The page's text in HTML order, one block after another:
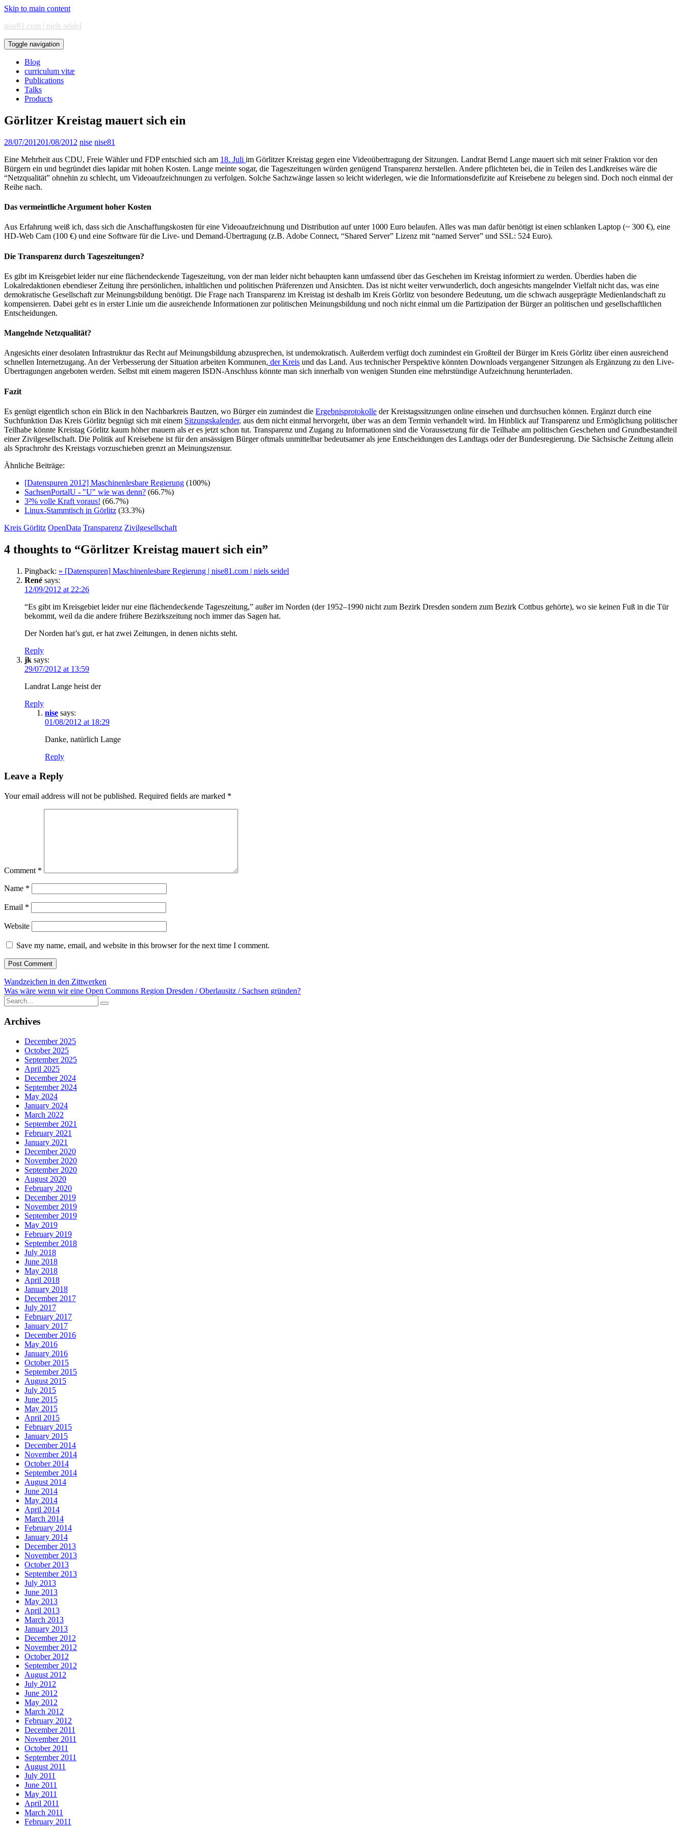
Skip to main content
nise81.com | niels seidel
Toggle navigation
Blog
curriculum vitæ
Publications
Talks
Products
Görlitzer Kreistag mauert sich ein
28/07/201201/08/2012 nise nise81
Eine Mehrheit aus CDU, Freie Wähler und FDP entschied sich am 18. Juli im Görlitzer Kreistag gegen eine Videoübertragung der Sitzungen. Landrat Bernd Lange mauert sich mit seiner Fraktion vor den
Bürgern ein und begründet dies lapidar mit hohen Kosten. Lange meinte sogar, die Tageszeitungen würden genügend Transparenz herstellen. Andere pflichteten bei, die in Teilen des Landkreises wäre die
“Netzqualität” ohnehin zu schlecht, um Videoaufzeichnungen zu verfolgen. Solche Sachzwänge lassen so leicht widerlegen, wie die Informationsdefizite auf Kreisebene zu belegen sind. Doch noch einmal der
Reihe nach.
Das vermeintliche Argument hoher Kosten
Aus Erfahrung weiß ich, dass sich die Anschaffungskosten für eine Videoaufzeichnung und Distribution auf unter 1000 Euro belaufen. Alles was man dafür benötigt ist einen schlanken Laptop (~ 300 €), eine
HD-Web Cam (100 €) und eine Software für die Live- und Demand-Übertragung (z.B. Adobe Connect, “Shared Server” Lizenz mit “named Server” und SSL: 524 Euro).
Die Transparenz durch Tageszeitungen?
Es gibt im Kreisgebiet leider nur eine flächendeckende Tageszeitung, von der man leider nicht behaupten kann umfassend über das Geschehen im Kreistag informiert zu werden. Überdies haben die
Lokalredaktionen ebendieser Zeitung ihre persönlichen, inhaltlichen und politischen Präferenzen und Ansichten. Das ist nicht weiter verwunderlich, doch angesichts mangelnder Vielfalt nicht das, was eine
demokratische Gesellschaft zur Meinungsbildung benötigt. Die Frage nach Transparenz im Kreistag ist deshalb im Kreis Görlitz von besondere Bedeutung, um die schwach ausgeprägte Medienlandschaft zu
kompensieren. Dabei geht es in erster Linie um die ausreichende Informationen zur politischen Meinungsbildung und noch nicht einmal um die Partizipation der Bürger an politischen und gesellschaftlichen
Entscheidungen.
Mangelnde Netzqualität?
Angesichts einer desolaten Infrastruktur das Recht auf Meinungsbildung abzusprechen, ist undemokratisch. Außerdem verfügt doch zumindest ein Großteil der Bürger im Kreis Görlitz über einen ausreichend
schnellen Internetzugang. An der Verbesserung der Situation arbeiten Kommunen, der Kreis und das Land. Aus technischer Perspektive könnten Downloads vergangener Sitzungen als Ergänzung zu den Live-
Übertragungen angeboten werden. Selbst mit einem mageren ISDN-Anschluss könnte man sich innerhalb von wenigen Stunden eine mehrstündige Aufzeichnung herunterladen.
Fazit
Es genügt eigentlich schon ein Blick in den Nachbarkreis Bautzen, wo Bürger ein zumindest die Ergebnisprotokolle der Kreistagssitzungen online einsehen und durchsuchen können. Ergänzt durch eine
Suchfunktion Das Kreis Görlitz begnügt sich mit einem Sitzungskalender, aus dem nicht einmal hervorgeht, über was an dem Termin verhandelt wird. Im Hinblick auf Transparenz und Ermöglichung politischer
Teilhabe könnte Kreistag Görlitz kaum höher mauern als er es jetzt schon tut. Transparenz und Zugang zu Informationen sind die Voraussetzung für die Teilhabe am politischen Geschehen und Grundbestandteil
einer Zivilgesellschaft. Die Politik auf Kreisebene ist für den ansässigen Bürger oftmals unmittelbar bedeutsamer als jene Entscheidungen des Landtags oder der Bundesregierung. Die Sächsische Zeitung allein
als Sprachrohr des Kreistags vorzuschieben grenzt an Meinungszensur.
Ähnliche Beiträge:
[Datenspuren 2012] Maschinenlesbare Regierung (100%)
SachsenPortalU - "U" wie was denn? (66.7%)
3²% volle Kraft voraus! (66.7%)
Linux-Stammtisch in Görlitz (33.3%)
Kreis Görlitz OpenData Transparenz Zivilgesellschaft
4 thoughts to “Görlitzer Kreistag mauert sich ein”
Pingback: » [Datenspuren] Maschinenlesbare Regierung | nise81.com | niels seidel
René says:
12/09/2012 at 22:26
“Es gibt im Kreis­ge­biet lei­der nur eine flä­chen­de­ckende Ta­ges­zei­tung,” außer im Norden (der 1952–1990 nicht zum Bezirk Dresden sondern zum Bezirk Cottbus gehörte), wo sie keinen Fuß in die Tür
bekommt, weil da die andere frühere Bezirkszeitung noch immer das Sagen hat.
Der Norden hat’s gut, er hat zwei Zeitungen, in denen nichts steht.
Reply
jk says:
29/07/2012 at 13:59
Landrat Lange heist der
Reply
nise says:
01/08/2012 at 18:29
Danke, natürlich Lange
Reply
Leave a Reply
Your email address will not be published. Required fields are marked *
Comment *
Name *
Email *
Website
Save my name, email, and website in this browser for the next time I comment.
Post
navigation
Wandzeichen in den Zittwerken
Was wäre wenn wir eine Open Commons Region Dresden / Oberlausitz / Sachsen gründen?
Search
for:
Archives
December 2025
October 2025
September 2025
April 2025
December 2024
September 2024
May 2024
January 2024
March 2022
September 2021
February 2021
January 2021
December 2020
November 2020
September 2020
August 2020
February 2020
December 2019
November 2019
September 2019
May 2019
February 2019
September 2018
July 2018
June 2018
May 2018
April 2018
January 2018
December 2017
July 2017
February 2017
January 2017
December 2016
May 2016
January 2016
October 2015
September 2015
August 2015
July 2015
June 2015
May 2015
April 2015
February 2015
January 2015
December 2014
November 2014
October 2014
September 2014
August 2014
June 2014
May 2014
April 2014
March 2014
February 2014
January 2014
December 2013
November 2013
October 2013
September 2013
July 2013
June 2013
May 2013
April 2013
March 2013
January 2013
December 2012
November 2012
October 2012
September 2012
August 2012
July 2012
June 2012
May 2012
March 2012
February 2012
December 2011
November 2011
October 2011
September 2011
August 2011
July 2011
June 2011
May 2011
April 2011
March 2011
February 2011